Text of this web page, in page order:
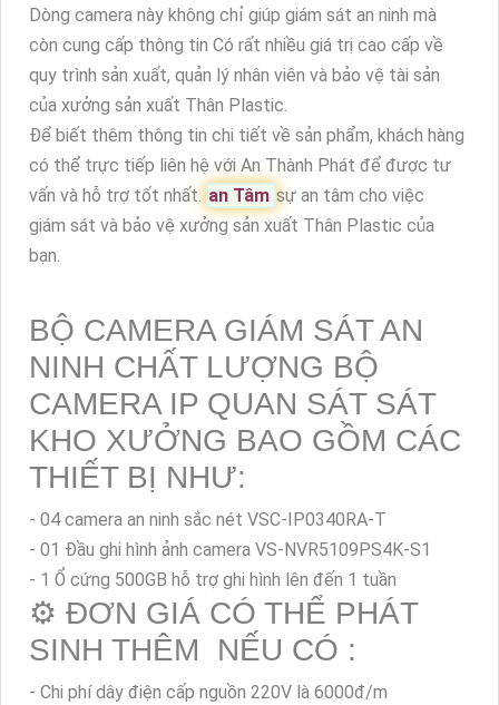
Dòng camera này không chỉ giúp giám sát an ninh mà
còn cung cấp thông tin Có rất nhiều giá trị cao cấp về
quy trình sản xuất, quản lý nhân viên và bảo vệ tài sản
của xưởng sản xuất Thân Plastic.
Để biết thêm thông tin chi tiết về sản phẩm, khách hàng
có thể trực tiếp liên hệ với An Thành Phát để được tư
vấn và hỗ trợ tốt nhất. an Tâm sự an tâm cho việc
giám sát và bảo vệ xưởng sản xuất Thân Plastic của
bạn.
BỘ CAMERA GIÁM SÁT AN
NINH CHẤT LƯỢNG BỘ
CAMERA IP QUAN SÁT SÁT
KHO XƯỞNG BAO GỒM CÁC
THIẾT BỊ NHƯ:
- 04 camera an ninh sắc nét VSC-IP0340RA-T
- 01 Đầu ghi hình ảnh camera VS-NVR5109PS4K-S1
- 1 Ổ cứng 500GB hỗ trợ ghi hình lên đến 1 tuần
⚙ ĐƠN GIÁ CÓ THỂ PHÁT
SINH THÊM NẾU CÓ :
- Chi phí dây điện cấp nguồn 220V là 6000đ/m